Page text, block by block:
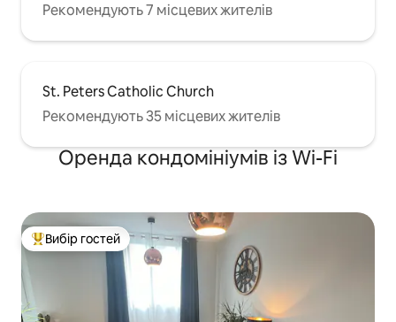
Рекомендують 7 місцевих жителів
St. Peters Catholic Church
Рекомендують 35 місцевих жителів
Оренда кондомініумів із Wi-Fi
Топ вибір гостей
Вибір гостей